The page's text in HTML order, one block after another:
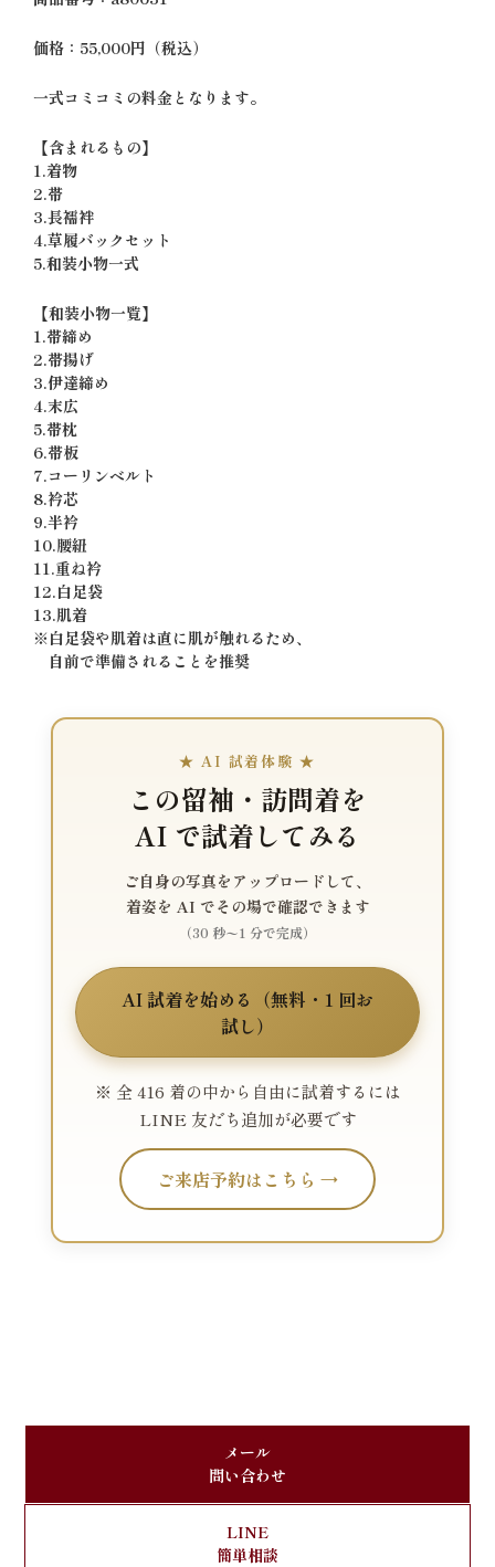
価格：55,000円（税込）
一式コミコミの料金となります。
【含まれるもの】
1.着物
2.帯
3.長襦袢
4.草履バックセット
5.和装小物一式
【和装小物一覧】
1.帯締め
2.帯揚げ
3.伊達締め
4.末広
5.帯枕
6.帯板
7.コーリンベルト
8.衿芯
9.半衿
10.腰紐
11.重ね衿
12.白足袋
13.肌着
※白足袋や肌着は直に肌が触れるため、
自前で準備されることを推奨
★ AI 試着体験 ★
この留袖・訪問着を
AI で試着してみる
ご自身の写真をアップロードして、
着姿を AI でその場で確認できます
（30 秒〜1 分で完成）
AI 試着を始める（無料・1 回お
試し）
※ 全 416 着の中から自由に試着するには
LINE 友だち追加が必要です
ご来店予約はこちら →
メール
問い合わせ
LINE
簡単相談